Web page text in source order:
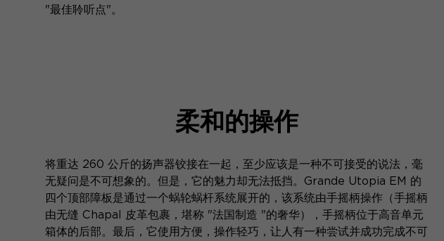
"最佳聆听点"。
柔和的操作
将重达 260 公斤的扬声器铰接在一起，至少应该是一种不可接受的说法，毫
无疑问是不可想象的。但是，它的魅力却无法抵挡。Grande Utopia EM 的
四个顶部障板是通过一个蜗轮蜗杆系统展开的，该系统由手摇柄操作（手摇柄
由无缝 Chapal 皮革包裹，堪称 "法国制造 "的奢华），手摇柄位于高音单元
箱体的后部。最后，它使用方便，操作轻巧，让人有一种尝试并成功完成不可